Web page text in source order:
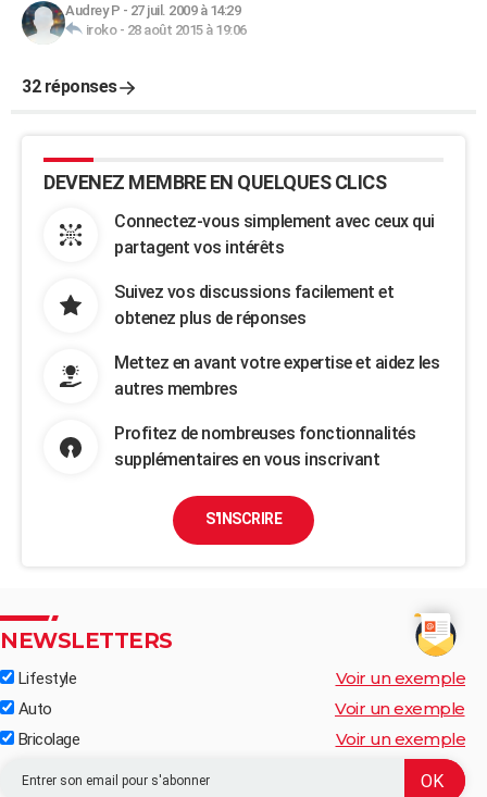
Audrey P - 27 juil. 2009 à 14:29
iroko- 28 août 2015 à 19:06
32 réponses
DEVENEZ MEMBRE EN QUELQUES CLICS
Connectez-vous simplement avec ceux qui
partagent vos intérêts
Suivez vos discussions facilement et
obtenez plus de réponses
Mettez en avant votre expertise et aidez les
autres membres
Profitez de nombreuses fonctionnalités
supplémentaires en vous inscrivant
S'INSCRIRE
NEWSLETTERS
Lifestyle Voir un exemple
Auto Voir un exemple
Bricolage Voir un exemple